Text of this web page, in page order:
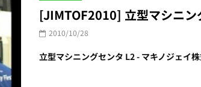
[JIMTOF2010] 立型マシニ
2010/10/28
立型マシニングセンタ L2 - マキノジェイ